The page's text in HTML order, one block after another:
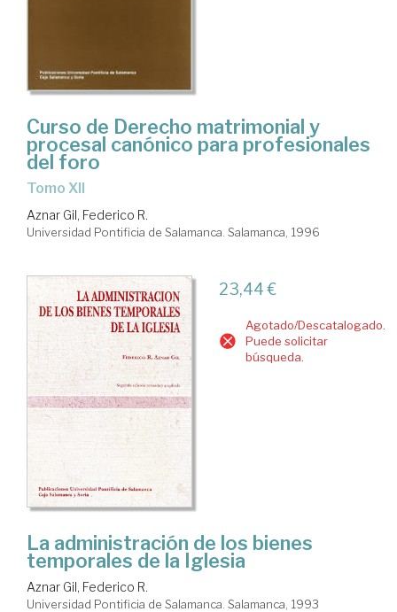
Curso de Derecho matrimonial y
procesal canónico para profesionales
del foro
Tomo XII
Aznar Gil, Federico R.
Universidad Pontificia de Salamanca. Salamanca, 1996
23,44 €
Agotado/Descatalogado.
Puede solicitar
búsqueda.
La administración de los bienes
temporales de la Iglesia
Aznar Gil, Federico R.
Universidad Pontificia de Salamanca. Salamanca, 1993